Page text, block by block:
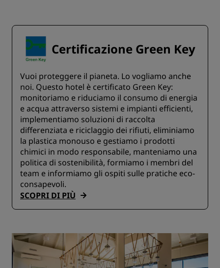
Certificazione Green Key
Vuoi proteggere il pianeta. Lo vogliamo anche
noi. Questo hotel è certificato Green Key:
monitoriamo e riduciamo il consumo di energia
e acqua attraverso sistemi e impianti efficienti,
implementiamo soluzioni di raccolta
differenziata e riciclaggio dei rifiuti, eliminiamo
la plastica monouso e gestiamo i prodotti
chimici in modo responsabile, manteniamo una
politica di sostenibilità, formiamo i membri del
team e informiamo gli ospiti sulle pratiche eco-
consapevoli.
SCOPRI DI PIÙ